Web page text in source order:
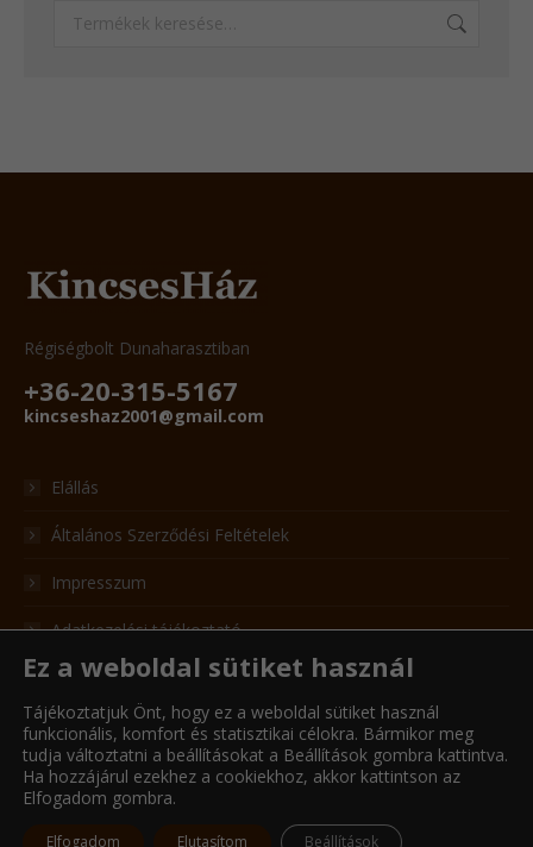
Régiségbolt Dunaharasztiban
+36-20-315-5167
kincseshaz2001@gmail.com
Elállás
Általános Szerződési Feltételek
Impresszum
Adatkezelési tájékoztató
Adatkezelési formanyomtatvány
Cookie kezelési tájékoztató
© KincsesHáz - 2022
Ez a weboldal sütiket használ
Tájékoztatjuk Önt, hogy ez a weboldal sütiket használ
funkcionális, komfort és statisztikai célokra. Bármikor meg
tudja változtatni a beállításokat a Beállítások gombra kattintva.
Ha hozzájárul ezekhez a cookiekhoz, akkor kattintson az
Elfogadom gombra.
Elfogadom Elutasítom Beállítások